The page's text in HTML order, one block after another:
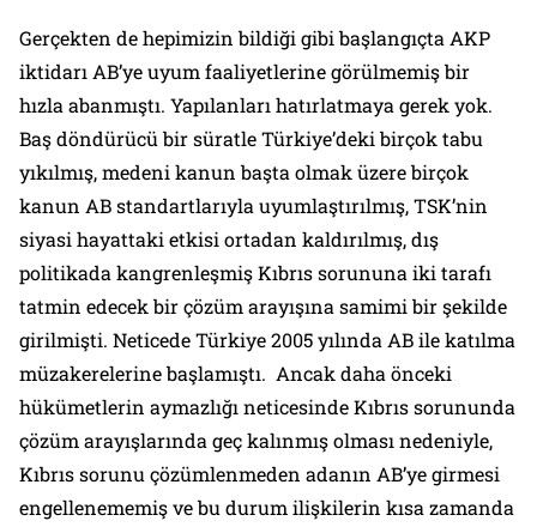
Gerçekten de hepimizin bildiği gibi başlangıçta AKP
iktidarı AB’ye uyum faaliyetlerine görülmemiş bir
hızla abanmıştı. Yapılanları hatırlatmaya gerek yok.
Baş döndürücü bir süratle Türkiye’deki birçok tabu
yıkılmış, medeni kanun başta olmak üzere birçok
kanun AB standartlarıyla uyumlaştırılmış, TSK’nin
siyasi hayattaki etkisi ortadan kaldırılmış, dış
politikada kangrenleşmiş Kıbrıs sorununa iki tarafı
tatmin edecek bir çözüm arayışına samimi bir şekilde
girilmişti. Neticede Türkiye 2005 yılında AB ile katılma
müzakerelerine başlamıştı. Ancak daha önceki
hükümetlerin aymazlığı neticesinde Kıbrıs sorununda
çözüm arayışlarında geç kalınmış olması nedeniyle,
Kıbrıs sorunu çözümlenmeden adanın AB’ye girmesi
engellenememiş ve bu durum ilişkilerin kısa zamanda